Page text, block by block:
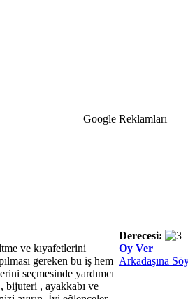
Google Reklamları
ve kıyafetlerini
gereken bu iş hem
seçmesinde yardımcı
bijuteri , ayakkabı ve
Derecesi:
Oy Ver
Arkadaşına